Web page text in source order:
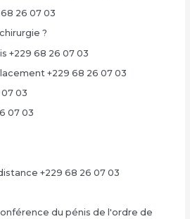
26 07 03
?
+229 68 26 07 03
+229 68 26 07 03
03
07 03
+229 68 26 07 03
du pénis de l'ordre de